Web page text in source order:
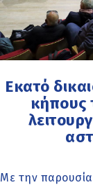
Εκατό
κήπους
Με την